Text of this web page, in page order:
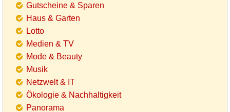
Gutscheine & Sparen
Haus & Garten
Lotto
Medien & TV
Mode & Beauty
Musik
Netzwelt & IT
Ökologie & Nachhaltigkeit
Panorama